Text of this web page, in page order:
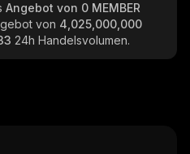
Angebot von 0 MEMBER
von 4,025,000,000
24h Handelsvolumen.